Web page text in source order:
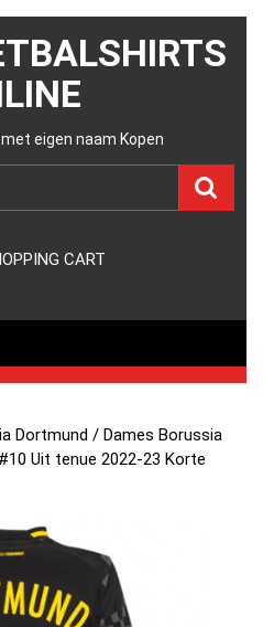
eigen naam Kopen
CART
Dortmund / Dames Borussia
Uit tenue 2022-23 Korte